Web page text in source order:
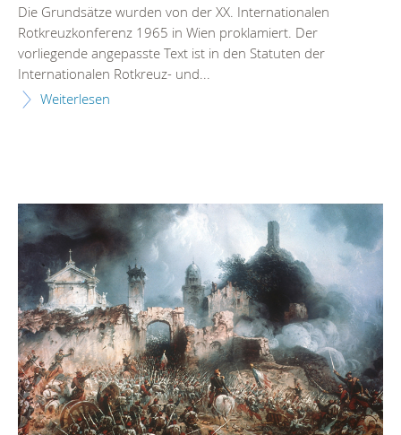
Die Grundsätze wurden von der XX. Internationalen
Rotkreuzkonferenz 1965 in Wien proklamiert. Der
vorliegende angepasste Text ist in den Statuten der
Internationalen Rotkreuz- und...
Weiterlesen